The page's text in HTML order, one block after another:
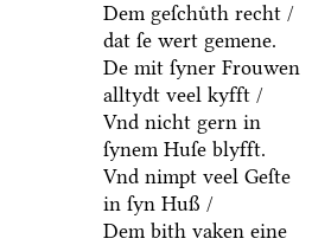
Dem geſchuͤth recht /
dat ſe wert gemene.
De mit ſyner Frouwen
alltydt veel kyfft /
Vnd nicht gern in
ſynem Huſe blyfft.
Vnd nimpt veel Geſte
in ſyn Huß /
Dem bith vaken eine